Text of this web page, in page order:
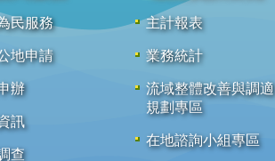
民服務
地申請
辦
訊
查
主計報表
業務統計
流域整體改善與調適
規劃專區
在地諮詢小組專區